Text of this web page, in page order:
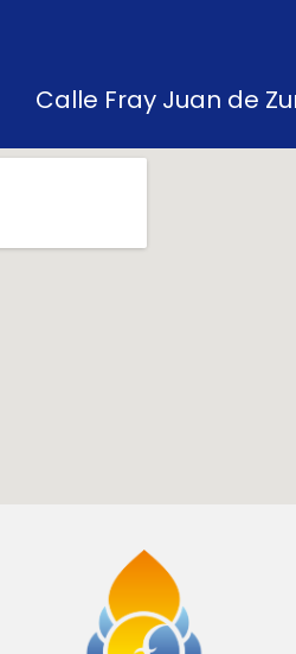
Calle Fray Juan de